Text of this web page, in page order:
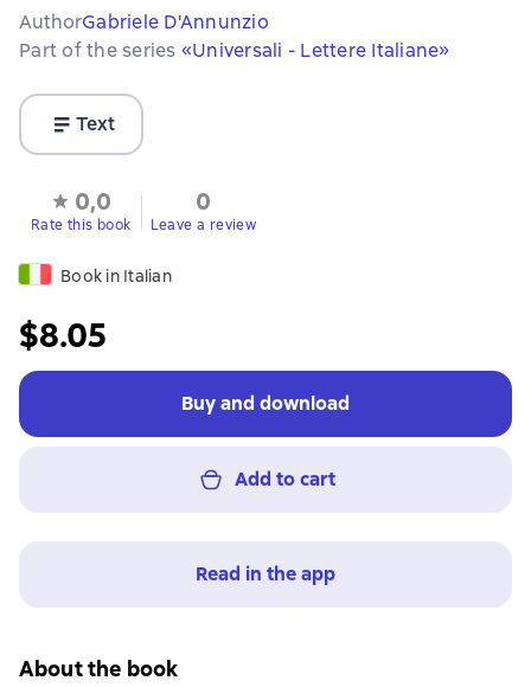
AuthorGabriele D'Annunzio
Part of the series «Universali - Lettere Italiane»
Text
0,0
Rate this book
0
Leave a review
Book in Italian
$8.05
Buy and download
Add to cart
Read in the app
About the book